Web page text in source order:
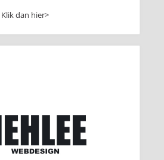
Klik dan hier>